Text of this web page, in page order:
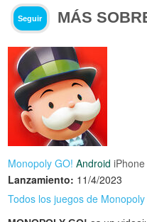
Seguir MÁS
Monopoly GO! Android iPhone
Lanzamiento: 11/4/2023
Todos los juegos de Monopoly